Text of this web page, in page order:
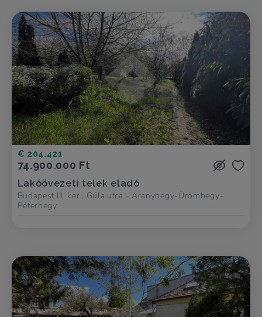
€ 204.421
74.900.000 Ft
Lakóövezeti telek eladó
Budapest III. ker., Gúla utca - Aranyhegy-Ürömhegy-
Péterhegy